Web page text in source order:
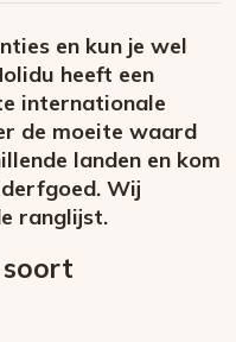
en kun je wel
heeft een
internationale
de moeite waard
landen en kom
Wij
ranglijst.